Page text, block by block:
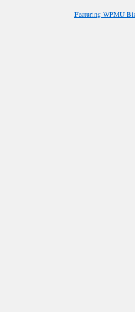
Featuring WPMU